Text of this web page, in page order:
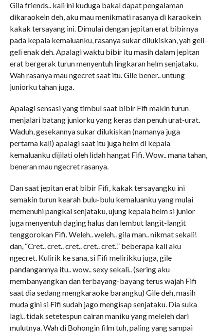
Gila friends.. kali ini kuduga bakal dapat pengalaman
dikaraokein deh, aku mau menikmati rasanya di karaokein
kakak tersayang ini. Dimulai dengan jepitan erat bibirnya
pada kepala kemaluanku, rasanya sukar dilukiskan, yah geli-
geli enak deh. Apalagi waktu bibir itu masih dalam jepitan
erat bergerak turun menyentuh lingkaran helm senjataku.
Wah rasanya mau ngecret saat itu. Gile bener.. untung
juniorku tahan juga.
Apalagi sensasi yang timbul saat bibir Fifi makin turun
menjalari batang juniorku yang keras dan penuh urat-urat.
Waduh, gesekannya sukar dilukiskan (namanya juga
pertama kali) apalagi saat itu juga helm di kepala
kemaluanku dijilati oleh lidah hangat Fifi. Wow.. mana tahan,
beneran mau ngecret rasanya.
Dan saat jepitan erat bibir Fifi, kakak tersayangku ini
semakin turun kearah bulu-bulu kemaluanku yang mulai
memenuhi pangkal senjataku, ujung kepala helm si junior
juga menyentuh daging halus dan lembut langit-langit
tenggorokan Fifi. Weleh.. weleh.. gila man.. nikmat sekali!
dan, “Cret.. cret.. cret.. cret.. cret..” beberapa kali aku
ngecret. Kulirik ke sana, si Fifi melirikku juga, gile
pandangannya itu.. wow.. sexy sekali.. (sering aku
membanyangkan dan terbayang-bayang terus wajah Fifi
saat dia sedang mengkaraoke barangku) Gile deh, masih
muda gini si Fifi sudah jago mengisap senjataku. Dia suka
lagi.. tidak setetespun cairan maniku yang meleleh dari
mulutnya. Wah di Bohongin film tuh, paling yang sampai